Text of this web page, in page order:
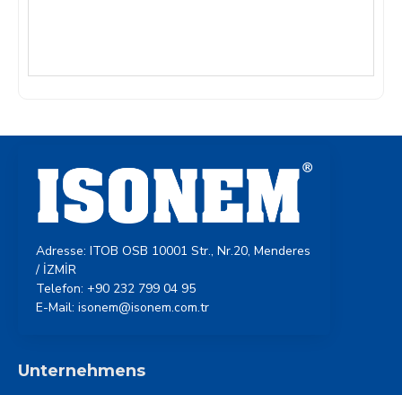
Adresse: ITOB OSB 10001 Str., Nr.20, Menderes
/ İZMİR
Telefon: +90 232 799 04 95
E-Mail: isonem@isonem.com.tr
Unternehmens